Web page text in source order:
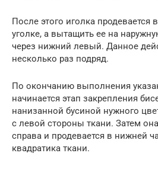
После этого иголка продевается
уголке, а вытащить ее на
через нижний левый. Данное
несколько раз подряд.
По окончанию выполнения
начинается этап закрепления
нанизанной бусиной нужного
с левой стороны ткани. Затем
справа и продевается в нижней
квадратика ткани.